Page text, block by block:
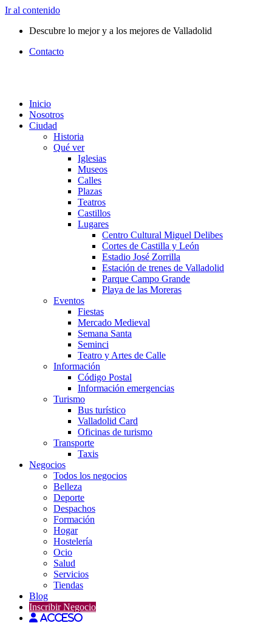
Ir al contenido
Descubre lo mejor y a los mejores de Valladolid
Contacto
Inicio
Nosotros
Ciudad
Historia
Qué ver
Iglesias
Museos
Calles
Plazas
Teatros
Castillos
Lugares
Centro Cultural Miguel Delibes
Cortes de Castilla y León
Estadio José Zorrilla
Estación de trenes de Valladolid
Parque Campo Grande
Playa de las Moreras
Eventos
Fiestas
Mercado Medieval
Semana Santa
Seminci
Teatro y Artes de Calle
Información
Código Postal
Información emergencias
Turismo
Bus turístico
Valladolid Card
Oficinas de turismo
Transporte
Taxis
Negocios
Todos los negocios
Belleza
Deporte
Despachos
Formación
Hogar
Hostelería
Ocio
Salud
Servicios
Tiendas
Blog
Inscribir Negocio
Acceso